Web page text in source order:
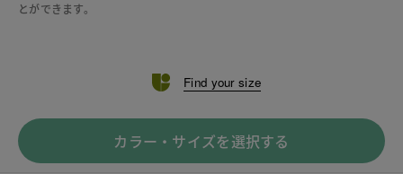
とができます。
Find your size
カラー・サイズを選択する